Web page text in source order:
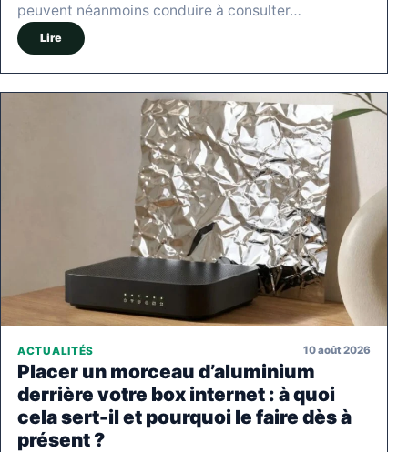
peuvent néanmoins conduire à consulter…
Lire
ACTUALITÉS 10 août 2026
Placer un morceau d’aluminium
derrière votre box internet : à quoi
cela sert-il et pourquoi le faire dès à
présent ?